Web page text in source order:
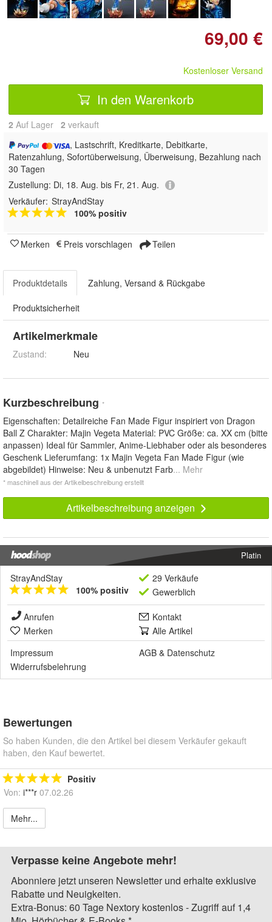
69,00 €
Kostenloser Versand
In den Warenkorb
2 Auf Lager 2 verkauft
, Lastschrift, Kreditkarte, Debitkarte,
Ratenzahlung, Sofortüberweisung, Überweisung, Bezahlung nach
30 Tagen
Zustellung: Di, 18. Aug. bis Fr, 21. Aug.
Verkäufer: StrayAndStay
100% positiv
Merken Preis vorschlagen Teilen
Produktdetails Zahlung, Versand & Rückgabe
Produktsicherheit
Artikelmerkmale
Zustand: Neu
Kurzbeschreibung *
Eigenschaften: Detailreiche Fan Made Figur inspiriert von Dragon
Ball Z Charakter: Majin Vegeta Material: PVC Größe: ca. XX cm (bitte
anpassen) Ideal für Sammler, Anime-Liebhaber oder als besonderes
Geschenk Lieferumfang: 1x Majin Vegeta Fan Made Figur (wie
abgebildet) Hinweise: Neu & unbenutzt Farb... Mehr
* maschinell aus der Artikelbeschreibung erstellt
Artikelbeschreibung anzeigen
Platin
StrayAndStay
100% positiv
29 Verkäufe
Gewerblich
Anrufen
Kontakt
Merken
Alle Artikel
Impressum
AGB & Datenschutz
Widerrufsbelehrung
Bewertungen
So haben Kunden, die den Artikel bei diesem Verkäufer gekauft
haben, den Kauf bewertet.
Positiv
Von: i***r 07.02.26
Mehr...
Verpasse keine Angebote mehr!
Abonniere jetzt unseren Newsletter und erhalte exklusive
Rabatte und Neuigkeiten.
Extra-Bonus: 60 Tage Nextory kostenlos - Zugriff auf 1,4